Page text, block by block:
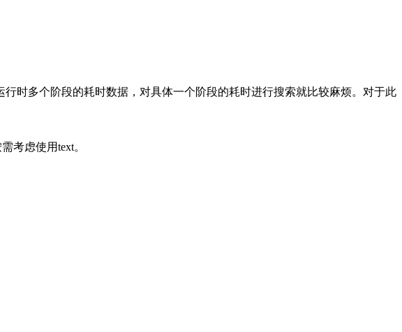
时多个阶段的耗时数据，对具体一个阶段的耗时进行搜索就比较麻烦。对于此
考虑使用text。